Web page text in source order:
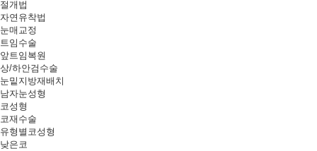
절개법
자연유착법
눈매교정
트임수술
앞트임복원
상/하안검수술
눈밑지방재배치
남자눈성형
코성형
코재수술
유형별코성형
낮은코